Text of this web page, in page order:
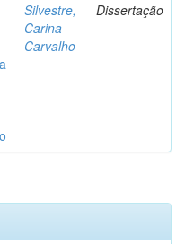
Silvestre,
Carina
Carvalho
Dissertação